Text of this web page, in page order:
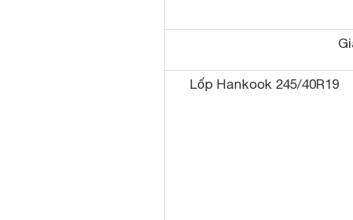
Lốp Hankook 245/40R19